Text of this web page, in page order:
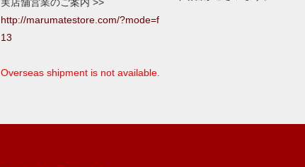
http://marumatestore.com/?mode=f
13
Overseas shipment is not available.